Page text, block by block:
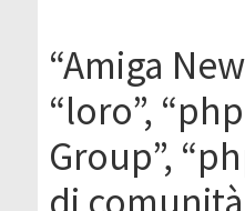
“Amiga
“loro”,
Group”,